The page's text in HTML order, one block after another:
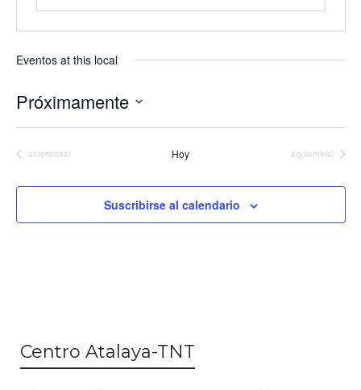
Eventos at this local
Próximamente
Eventos
anterior(es) Hoy Eventos
siguiente(s)
Suscribirse al calendario
Centro Atalaya-TNT